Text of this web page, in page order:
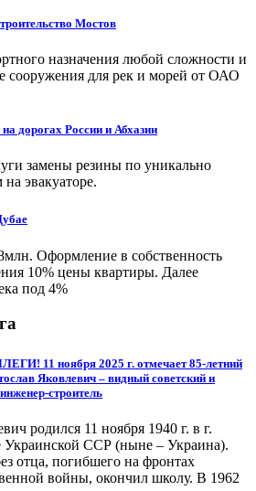
Мостов
назначения любой сложности и
сооружения для рек и морей от ОАО
дорогах России и Абхазии
замены резины по уникально
эвакуаторе.
Оформление в собственность
10% цены квартиры. Далее
под 4%
11 ноября 2025 г. отмечает 85-летний
Яковлевич – видный советский и
строитель
родился 11 ноября 1940 г. в г.
Украинской ССР (ныне – Украина).
отца, погибшего на фронтах
войны, окончил школу. В 1962